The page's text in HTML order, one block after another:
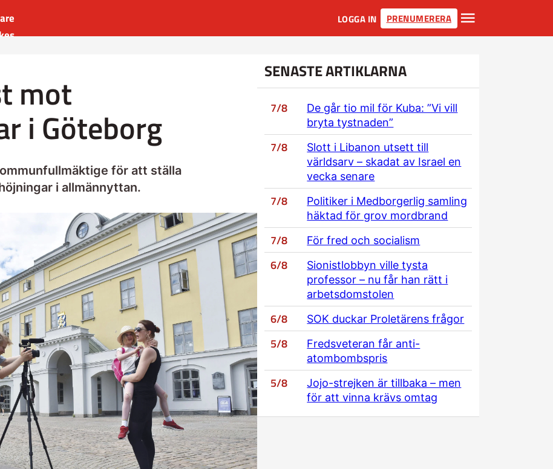
LOGGA IN PRENUMERERA
mot
i Göteborg
för att ställa
i allmännyttan.
SENASTE ARTIKLARNA
7/8
De går tio mil för Kuba: ”Vi vill
bryta tystnaden”
7/8
Slott i Libanon utsett till
världsarv – skadat av Israel en
vecka senare
7/8
Politiker i Medborgerlig samling
häktad för grov mordbrand
7/8 För fred och socialism
6/8
Sionistlobbyn ville tysta
professor – nu får han rätt i
arbetsdomstolen
6/8 SOK duckar Proletärens frågor
5/8
Fredsveteran får anti-
atombombspris
5/8
Jojo-strejken är tillbaka – men
för att vinna krävs omtag